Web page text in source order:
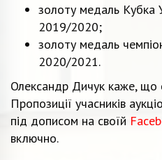
золоту медаль Кубка
2019/2020;
золоту медаль
2020/2021.
Олександр Дичук каже, що
Пропозиції учасників
під дописом на своїй
включно.